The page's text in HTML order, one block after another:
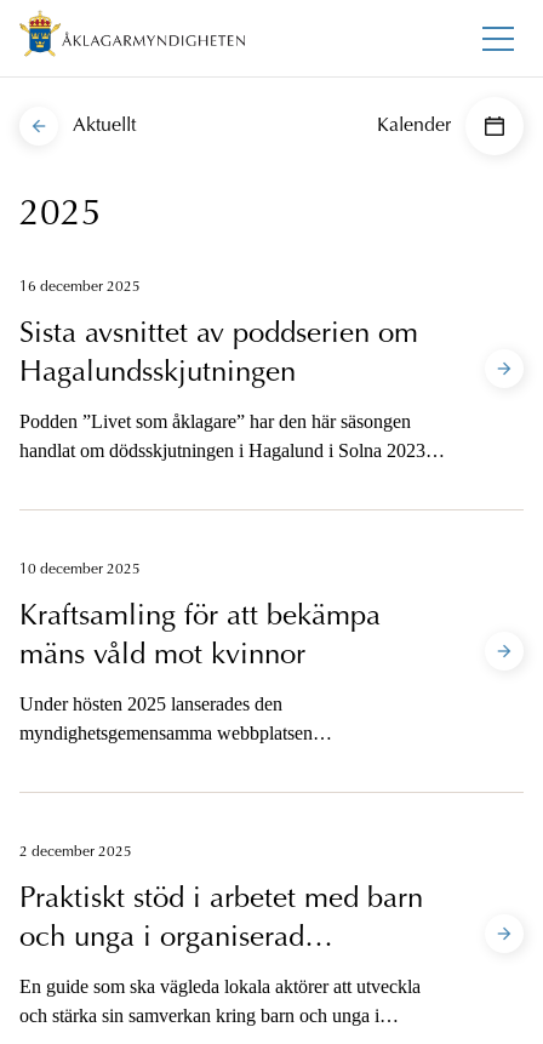
Aktuellt Kalender
2025
16 december 2025
Sista avsnittet av poddserien om
Hagalundsskjutningen
Podden ”Livet som åklagare” har den här säsongen
handlat om dödsskjutningen i Hagalund i Solna 2023. I
åklagarna när de steg in i salen och hur var det att hålla
målet gick ända upp till Högsta domstolen och vad blev
10 december 2025
Kraftsamling för att bekämpa
mäns våld mot kvinnor
Under hösten 2025 lanserades den
myndighetsgemensamma webbplatsen
som syftar till att förebygga och bekämpa mäns våld
åklagare i Umeå om hur de arbetar specifikt med
2 december 2025
Praktiskt stöd i arbetet med barn
och unga i organiserad
brottslighet
En guide som ska vägleda lokala aktörer att utveckla
och stärka sin samverkan kring barn och unga i